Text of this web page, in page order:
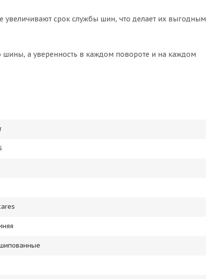
увеличивают срок службы шин, что делает их выгодным
шины, а уверенность в каждом повороте и на каждом